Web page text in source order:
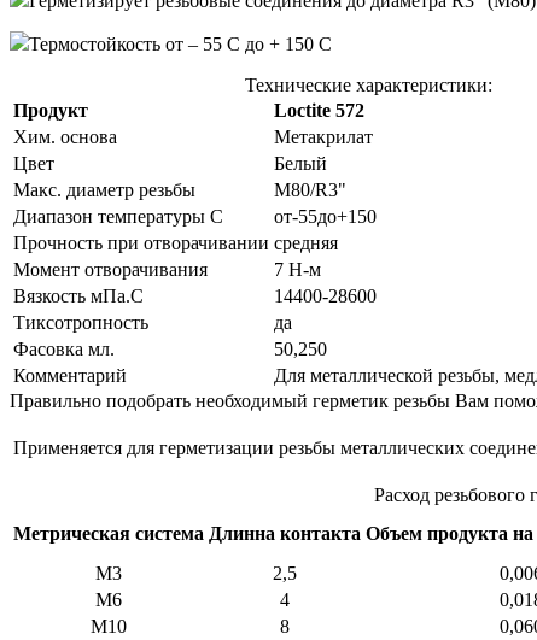
Термостойкость от – 55 С до + 150 С
Технические характеристики:
Продукт
Loctite 572
Хим. основа
Метакрилат
Цвет
Белый
Макс. диаметр резьбы
М80/R3"
Диапазон температуры С
от-55до+150
Прочность при отворачивании средняя
Момент отворачивания
7 Н-м
Вязкость мПа.С
14400-28600
Тиксотропность
да
Фасовка мл.
50,250
Комментарий
Для металлической резьбы,
Правильно подобрать необходимый герметик резьбы Вам
Применяется для герметизации резьбы металлических
Расход
Метрическая система Длинна контакта Объем продукта на
М3
2,5
М6
4
М10
8